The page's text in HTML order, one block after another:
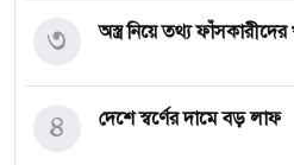
অস্ত্র নিয়ে তথ্য
৩
দেশে স্বর্ণের দামে বড় লাফ
৪